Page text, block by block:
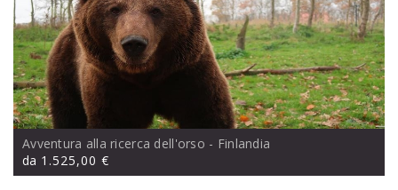
Avventura alla ricerca dell'orso - Finlandia
da 1.525,00 €